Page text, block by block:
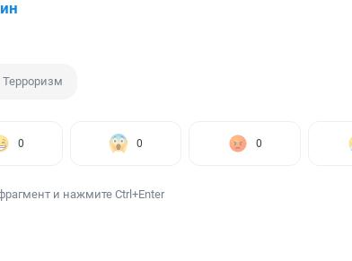
Терроризм
0 0 0
и нажмите Ctrl+Enter